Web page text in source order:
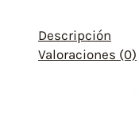
Descripción
Valoraciones (0)